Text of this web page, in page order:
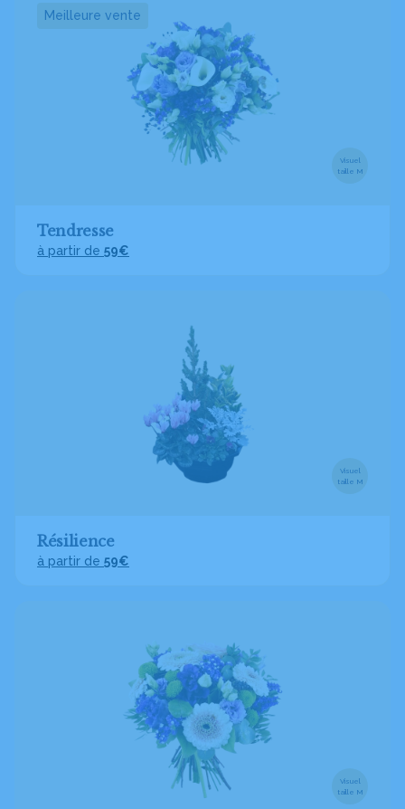
Meilleure vente
Visuel
taille M
Tendresse
à partir de 59€
Visuel
taille M
Résilience
à partir de 59€
Visuel
taille M